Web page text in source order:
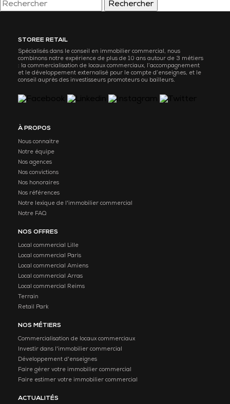
Rechercher
STOREE RETAIL
Spécialisés dans le conseil en immobilier commercial, nous
combinons notre expérience de plus de 10 ans autour de 3 métiers
: la commercialisation de locaux commerciaux, l’accompagnement
et le développement externalisé pour le compte d’enseignes, et le
conseil auprès des investisseurs promoteurs ou bailleurs.
À PROPOS
Nous connaitre
Notre équipe
Nos agences
Nos convictions
Nos honoraires
Nos références
Notre lexique de l'immobilier commercial
Notre FAQ
NOS OFFRES
Local commercial Lille
Local commercial Paris
Local commercial Amiens
Local commercial Arras
Local commercial Reims
Terrain
Retail Park
NOS MÉTIERS
Commercialisation de locaux commerciaux
Investir dans l'immobilier commercial
Développement d'enseignes
Faire gérer votre immobilier commercial
Faire estimer votre immobilier commercial
ACTUALITÉS